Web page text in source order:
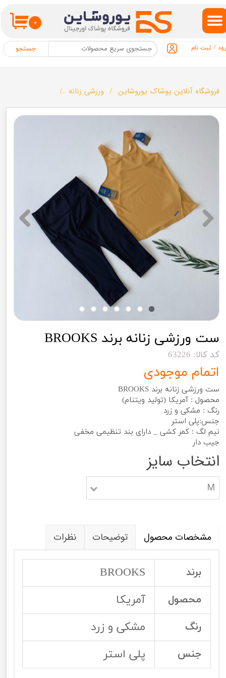
۰
جستجو / ثبت نام
حساب کاربری من
تغییر گذر واژه
خروج از حساب کاربری
فروشگاه آنلاین پوشاک یوروشاین ورزشی زنانه
ست ورزشی زنانه برند BROOKS
کد کالا: 63226
اتمام موجودی
ست ورزشی زنانه برند BROOKS
محصول : آمریکا (تولید ویتنام)
رنگ : مشکی و زرد
جنس:پلی استر
نیم لگ : کمر کشی _ دارای بند تنظیمی مخفی
جیب دار
انتخاب سایز
M
مشخصات محصول توضیحات نظرات
برند BROOKS
محصول آمریکا
رنگ مشکی و زرد
جنس پلی استر